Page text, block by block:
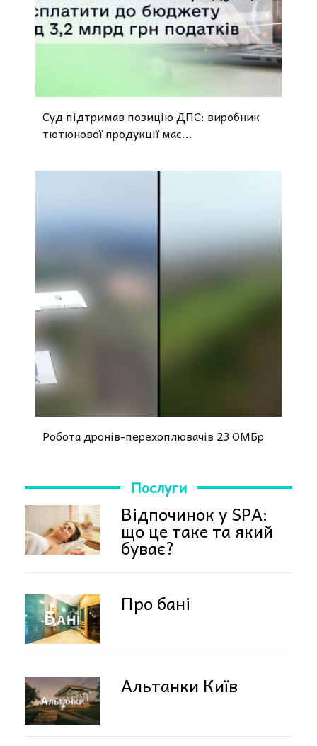
Суд підтримав позицію ДПС: виробник
тютюнової продукції має...
Робота дронів-перехоплювачів 23 ОМБр
Послуги
Відпочинок у SPA:
що це таке та який
буває?
Про бані
Альтанки Київ